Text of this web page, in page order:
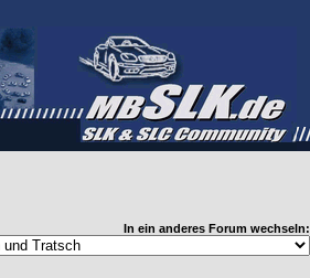
In ein anderes Forum wechseln: